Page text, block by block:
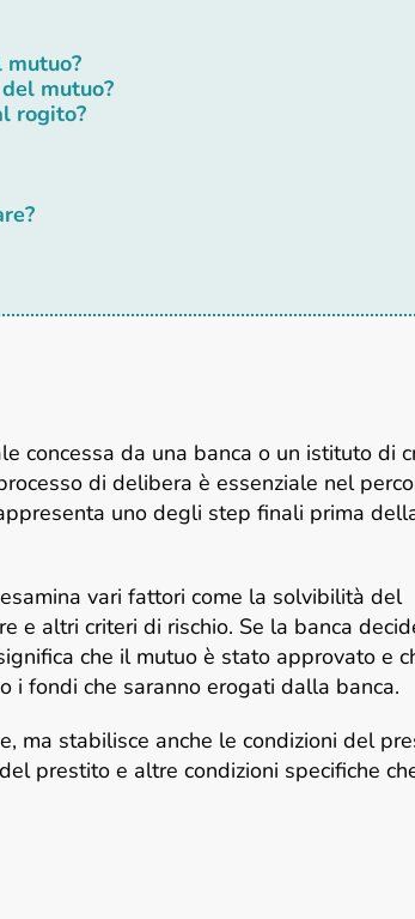
mutuo?
rogito?
concessa da una banca o un istituto di
di delibera è essenziale nel
uno degli step finali prima
vari fattori come la solvibilità del
e altri criteri di rischio. Se la banca
che il mutuo è stato approvato e
i fondi che saranno erogati dalla banca.
ma stabilisce anche le condizioni del
prestito e altre condizioni specifiche